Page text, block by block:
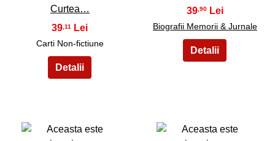
Curtea…
39 ,11
Carti Non-fictiune
39,90
Biografii Memorii & Jurnale